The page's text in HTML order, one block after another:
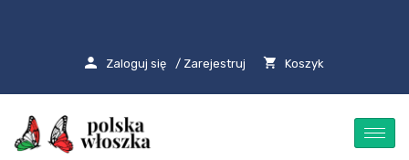
Zaloguj się / Zarejestruj Koszyk